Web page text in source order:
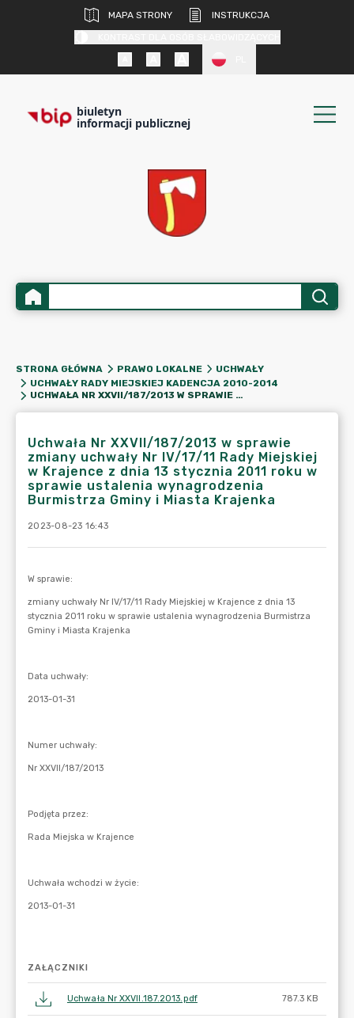
MAPA STRONY
INSTRUKCJA
biuletyn
informacji publicznej
STRONA GŁÓWNA PRAWO LOKALNE
UCHWAŁY
UCHWAŁY RADY MIEJSKIEJ KADENCJA 2010-2014
UCHWAŁA NR XXVII/187/2013 W SPRAWIE ZMIANY UCHWAŁY NR IV/17/11 RADY MIEJSKIEJ W KRAJENCE Z DNIA 13 STYCZNIA 2011 ROKU W SPRAWIE USTALENIA WYNAGRODZENIA BURMISTRZA GMINY I MIASTA KRAJENKA
Uchwała Nr XXVII/187/2013 w sprawie
zmiany uchwały Nr IV/17/11 Rady Miejskiej
w Krajence z dnia 13 stycznia 2011 roku w
sprawie ustalenia wynagrodzenia
Burmistrza Gminy i Miasta Krajenka
2023-08-23 16:43
ZAŁĄCZNIKI
Uchwała Nr XXVII.187.2013.pdf 787.3 KB